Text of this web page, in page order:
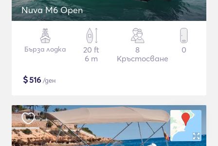
Nuva M6 Open
Бърза лодка
20 ft
6 m
8
Кръстосване
0
$516 /ден